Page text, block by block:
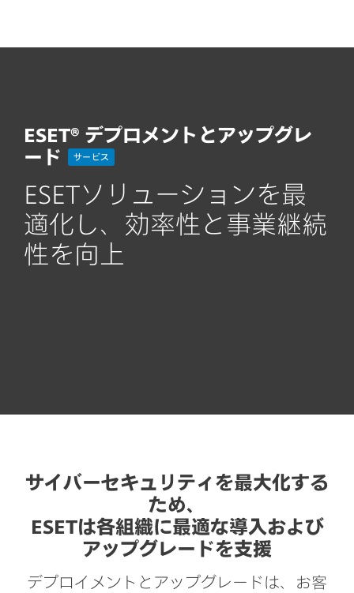
ESET® デプロメントとアップグレ
ード
サービス
ESETソリューションを最
適化し、効率性と事業継続
性を向上
サイバーセキュリティを最大化する
ため、
ESETは各組織に最適な導入および
アップグレードを支援
デプロイメントとアップグレードは、お客